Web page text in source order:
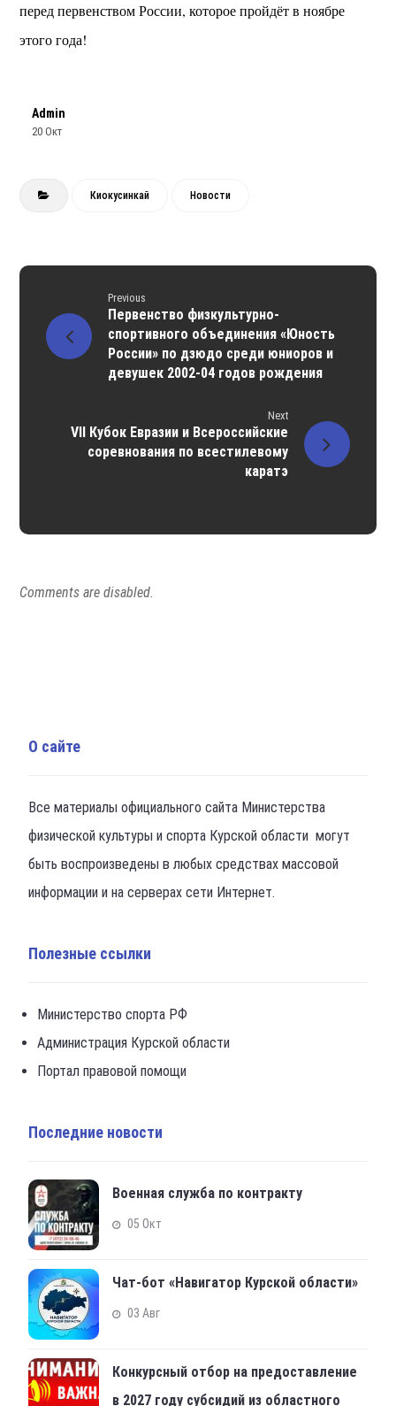
перед первенством России, которое пройдёт в ноябре
этого года!
Admin
20 Окт
Киокусинкай Новости
Previous
Первенство физкультурно-
спортивного объединения «Юность
России» по дзюдо среди юниоров и
девушек 2002-04 годов рождения
Next
VII Кубок Евразии и Всероссийские
соревнования по всестилевому
каратэ
Comments are disabled.
О сайте
Все материалы официального сайта Министерства
физической культуры и спорта Курской области могут
быть воспроизведены в любых средствах массовой
информации и на серверах сети Интернет.
Полезные ссылки
Министерство спорта РФ
Администрация Курской области
Портал правовой помощи
Последние новости
Военная служба по контракту
05 Окт
Чат-бот «Навигатор Курской области»
03 Авг
Конкурсный отбор на предоставление
в 2027 году субсидий из областного